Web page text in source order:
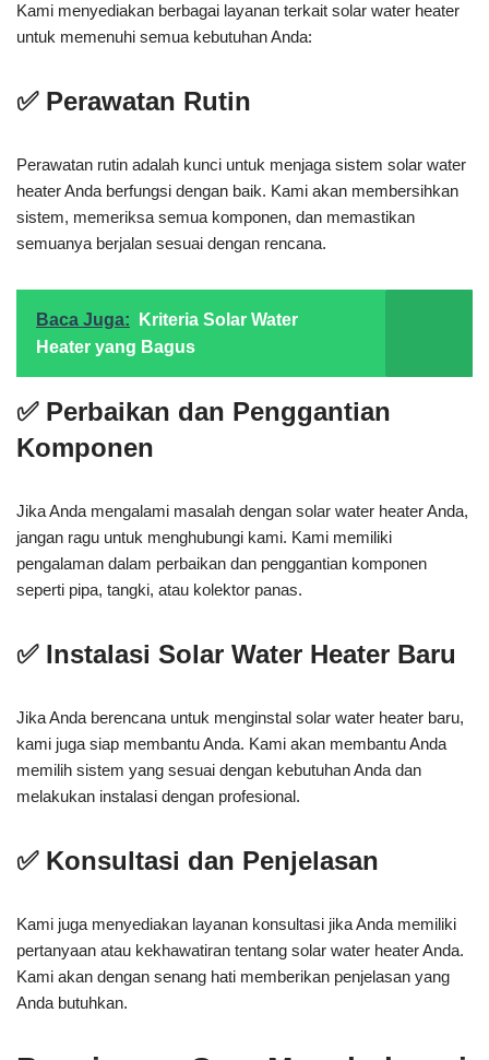
Kami menyediakan berbagai layanan terkait solar water heater
untuk memenuhi semua kebutuhan Anda:
✅ Perawatan Rutin
Perawatan rutin adalah kunci untuk menjaga sistem solar water
heater Anda berfungsi dengan baik. Kami akan membersihkan
sistem, memeriksa semua komponen, dan memastikan
semuanya berjalan sesuai dengan rencana.
Baca Juga:
Kriteria Solar Water
Heater yang Bagus
✅ Perbaikan dan Penggantian
Komponen
Jika Anda mengalami masalah dengan solar water heater Anda,
jangan ragu untuk menghubungi kami. Kami memiliki
pengalaman dalam perbaikan dan penggantian komponen
seperti pipa, tangki, atau kolektor panas.
✅ Instalasi Solar Water Heater Baru
Jika Anda berencana untuk menginstal solar water heater baru,
kami juga siap membantu Anda. Kami akan membantu Anda
memilih sistem yang sesuai dengan kebutuhan Anda dan
melakukan instalasi dengan profesional.
✅ Konsultasi dan Penjelasan
Kami juga menyediakan layanan konsultasi jika Anda memiliki
pertanyaan atau kekhawatiran tentang solar water heater Anda.
Kami akan dengan senang hati memberikan penjelasan yang
Anda butuhkan.